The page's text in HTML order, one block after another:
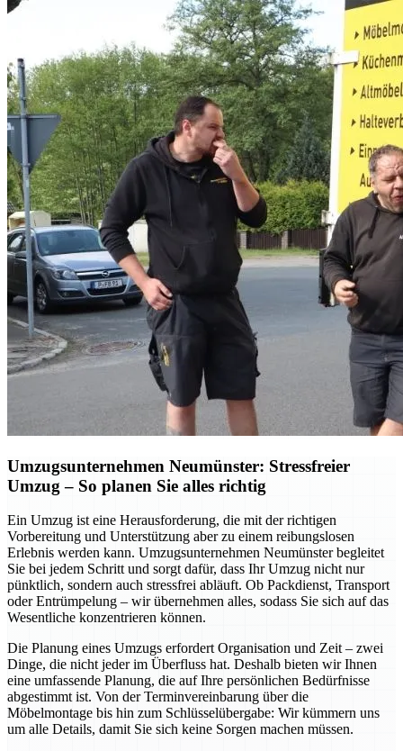
Umzugsunternehmen Neumünster: Stressfreier
Umzug – So planen Sie alles richtig
Ein Umzug ist eine Herausforderung, die mit der richtigen
Vorbereitung und Unterstützung aber zu einem reibungslosen
Erlebnis werden kann. Umzugsunternehmen Neumünster begleitet
Sie bei jedem Schritt und sorgt dafür, dass Ihr Umzug nicht nur
pünktlich, sondern auch stressfrei abläuft. Ob Packdienst, Transport
oder Entrümpelung – wir übernehmen alles, sodass Sie sich auf das
Wesentliche konzentrieren können.
Die Planung eines Umzugs erfordert Organisation und Zeit – zwei
Dinge, die nicht jeder im Überfluss hat. Deshalb bieten wir Ihnen
eine umfassende Planung, die auf Ihre persönlichen Bedürfnisse
abgestimmt ist. Von der Terminvereinbarung über die
Möbelmontage bis hin zum Schlüsselübergabe: Wir kümmern uns
um alle Details, damit Sie sich keine Sorgen machen müssen.